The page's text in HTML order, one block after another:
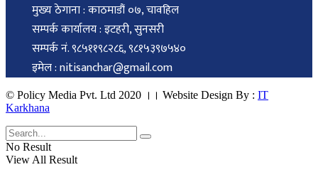
मुख्य ठेगाना : काठमाडौं ०७, चावहिल
सम्पर्क कार्यालय : इटहरी, सुनसरी
सम्पर्क नं. ९८५११९८२८६, ९८१५३९७५४०
इमेल : nitisanchar@gmail.com
© Policy Media Pvt. Ltd 2020 ।। Website Design By : IT
Karkhana
No Result
View All Result